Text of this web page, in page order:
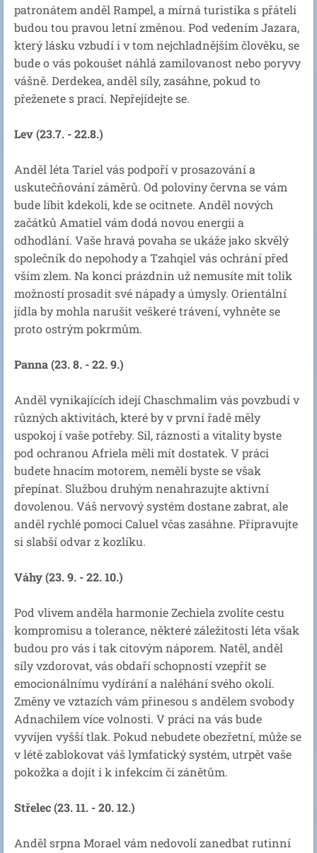
patronátem anděl Rampel, a mírná turistika s přáteli
budou tou pravou letní změnou. Pod vedením Jazara,
který lásku vzbudí i v tom nejchladnějším člověku, se
bude o vás pokoušet náhlá zamilovanost nebo poryvy
vášně. Derdekea, anděl síly, zasáhne, pokud to
přeženete s prací. Nepřejídejte se.
Lev (23.7. - 22.8.)
Anděl léta Tariel vás podpoří v prosazování a
uskutečňování záměrů. Od poloviny června se vám
bude líbit kdekoli, kde se ocitnete. Anděl nových
začátků Amatiel vám dodá novou energii a
odhodlání. Vaše hravá povaha se ukáže jako skvělý
společník do nepohody a Tzahqiel vás ochrání před
vším zlem. Na konci prázdnin už nemusíte mít tolik
možností prosadit své nápady a úmysly. Orientální
jídla by mohla narušit veškeré trávení, vyhněte se
proto ostrým pokrmům.
Panna (23. 8. - 22. 9.)
Anděl vynikajících idejí Chaschmalim vás povzbudí v
různých aktivitách, které by v první řadě měly
uspokoj í vaše potřeby. Sil, ráznosti a vitality byste
pod ochranou Afriela měli mít dostatek. V práci
budete hnacím motorem, neměli byste se však
přepínat. Službou druhým nenahrazujte aktivní
dovolenou. Váš nervový systém dostane zabrat, ale
anděl rychlé pomoci Caluel včas zasáhne. Připravujte
si slabší odvar z kozlíku.
Váhy (23. 9. - 22. 10.)
Pod vlivem anděla harmonie Zechiela zvolíte cestu
kompromisu a tolerance, některé záležitosti léta však
budou pro vás i tak citovým náporem. Natěl, anděl
síly vzdorovat, vás obdaří schopností vzepřít se
emocionálnímu vydírání a naléhání svého okolí.
Změny ve vztazích vám přinesou s andělem svobody
Adnachilem více volnosti. V práci na vás bude
vyvíjen vyšší tlak. Pokud nebudete obezřetní, může se
v létě zablokovat váš lymfatický systém, utrpět vaše
pokožka a dojít i k infekcím či zánětům.
Střelec (23. 11. - 20. 12.)
Anděl srpna Morael vám nedovolí zanedbat rutinní